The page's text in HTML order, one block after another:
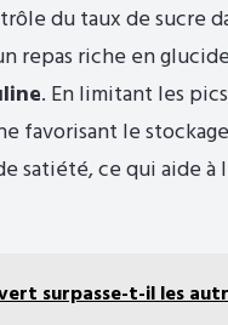
du taux de sucre
repas riche en
. En limitant les
favorisant le
satiété, ce qui aide à
surpasse-t-il les